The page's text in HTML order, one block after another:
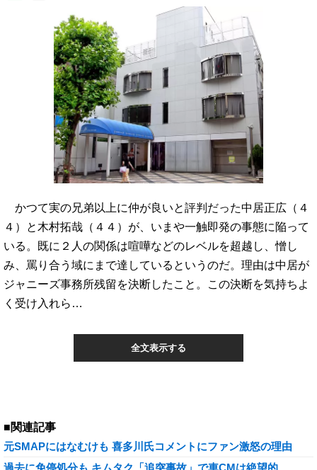
かつて実の兄弟以上に仲が良いと評判だった中居正広（４
４）と木村拓哉（４４）が、いまや一触即発の事態に陥って
いる。既に２人の関係は喧嘩などのレベルを超越し、憎し
み、罵り合う域にまで達しているというのだ。理由は中居が
ジャニーズ事務所残留を決断したこと。この決断を気持ちよ
く受け入れら…
全文表示する
■関連記事
元SMAPにはなむけも 喜多川氏コメントにファン激怒の理由
過去に免停処分も キムタク「追突事故」で車CMは絶望的